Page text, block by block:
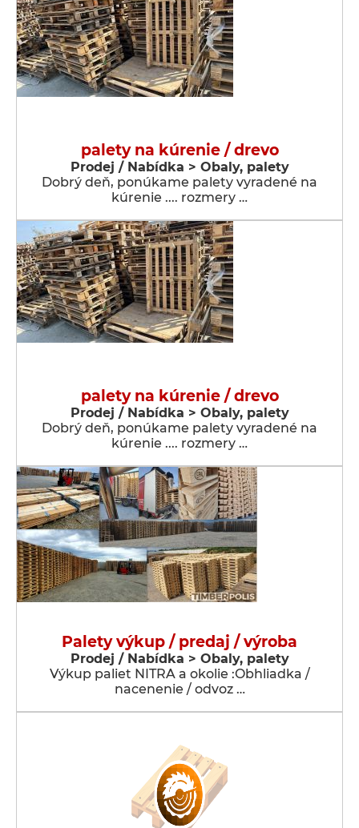
palety na kúrenie / drevo
Prodej / Nabídka > Obaly, palety
Dobrý deň, ponúkame palety vyradené na
kúrenie .... rozmery …
palety na kúrenie / drevo
Prodej / Nabídka > Obaly, palety
Dobrý deň, ponúkame palety vyradené na
kúrenie .... rozmery …
Palety výkup / predaj / výroba
Prodej / Nabídka > Obaly, palety
Výkup paliet NITRA a okolie :Obhliadka /
nacenenie / odvoz …